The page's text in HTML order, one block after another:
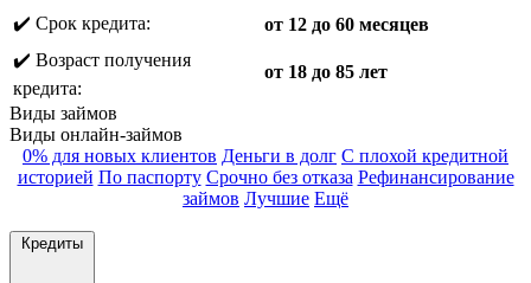
✔️ Срок кредита:
от 12 до 60 месяцев
✔️ Возраст получения
кредита:
от 18 до 85 лет
Виды займов
Виды онлайн-займов
0% для новых клиентов Деньги в долг С плохой кредитной
историей По паспорту Срочно без отказа Рефинансирование
займов Лучшие Ещё
Кредиты